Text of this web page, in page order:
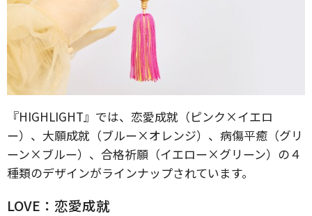
『HIGHLIGHT』では、恋愛成就（ピンク×イエロ
ー）、大願成就（ブルー×オレンジ）、病傷平癒（グリ
ーン×ブルー）、合格祈願（イエロー×グリーン）の４
種類のデザインがラインナップされています。
LOVE：恋愛成就